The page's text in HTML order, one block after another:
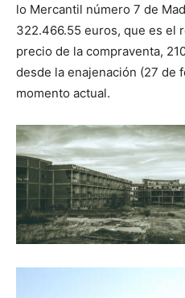
lo Mercantil número 7 de
322.466.55 euros, que es el
precio de la compraventa,
desde la enajenación (27 de
momento actual.